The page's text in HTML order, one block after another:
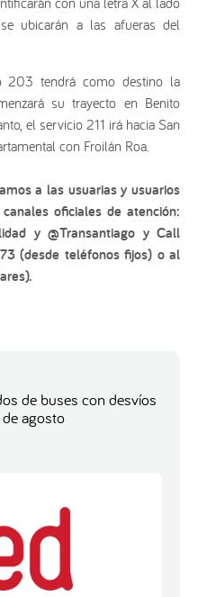
ubicarán a las afueras del
203 tendrá como destino la
su trayecto en Benito
el servicio 211 irá hacia San
con Froilán Roa.
a las usuarias y usuarios
oficiales de atención:
y @Transantiago y Call
(desde teléfonos fijos) o al
de buses con desvíos
agosto